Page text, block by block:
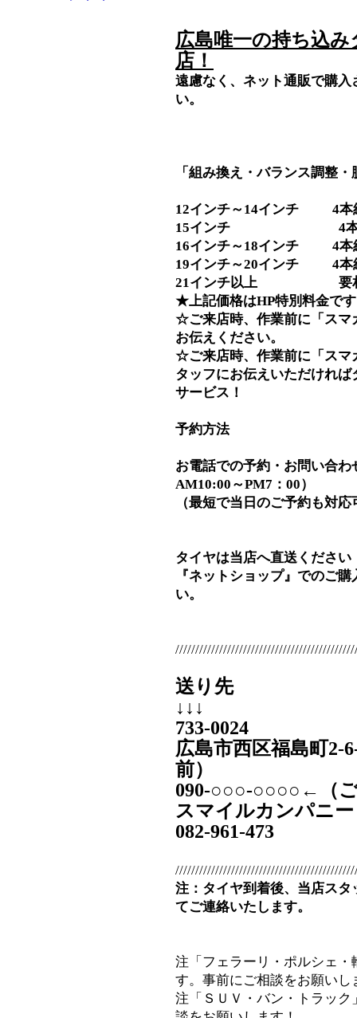
広島唯一の持ち込
店！
遠慮なく、ネット通販で購
い。
「組み換え・バランス調整・
12インチ～14インチ 4本
15インチ 4本組替
16インチ～18インチ 4本
19インチ～20インチ 4本
21インチ以上 要
★上記価格はHP特別料金で
☆ご来店時、作業前に「スマ
お伝えください。
☆ご来店時、作業前に「スマ
タッフにお伝えいただけれ
サービス！
予約方法
お電話での予約・お問い合
AM10:00～PM7：00）
（最短で当日のご予約も対
タイヤは当店へ直送ください
『ネットショップ』でのご
い。
送り先
↓↓↓
733-0024
広島市西区福島町
前）
090‐○○○-○○○○←（
スマイルカンパニー
082-961-473
注：タイヤ到着後、当店ス
てご連絡いたします。
注「フェラーリ・ポルシェ
す。事前にご相談をお願いし
注「ＳＵＶ・バン・トラッ